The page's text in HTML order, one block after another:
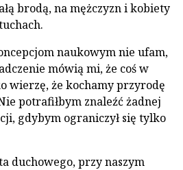
brodą, na mężczyzn i kobiety
naukowym nie ufam,
mówią mi, że coś w
wierzę, że kochamy przyrodę
potrafiłbym znaleźć żadnej
gdybym ograniczył się tylko
duchowego, przy naszym